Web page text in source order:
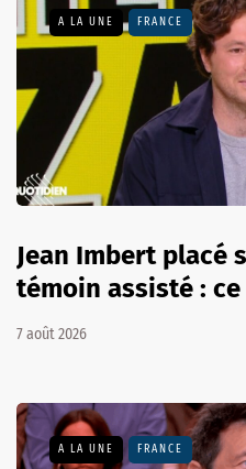
A LA UNE FRANCE
Jean Imbert placé
témoin assisté :
7 août 2026
A LA UNE FRANCE